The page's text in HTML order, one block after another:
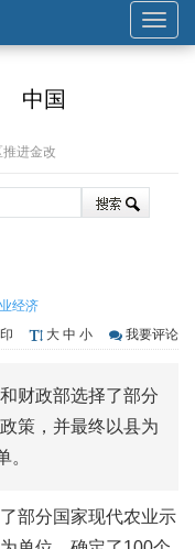
展
开
中国
进金改
经济
大 中 小 我要评论
财政部选择了部分
策，并最终以县为
。
部分国家现代农业示